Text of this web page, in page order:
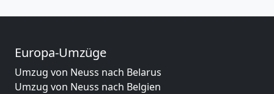
Europa-Umzüge
Umzug von Neuss nach Belarus
Umzug von Neuss nach Belgien